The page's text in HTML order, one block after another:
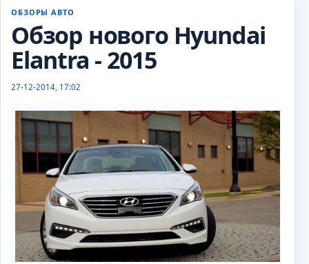
autoexpert
ОБЗОРЫ АВТО
Обзор нового Hyundai
Elantra - 2015
27-12-2014, 17:02